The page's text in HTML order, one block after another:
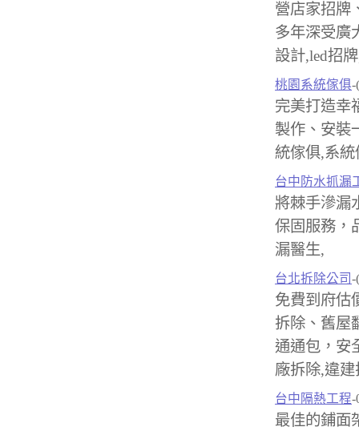
營店家招牌
多年深受廣
設計,led招
桃園系統傢俱-
完美打造幸
製作、安裝
統傢俱,系
台中防水抓漏
將棘手滲漏
保固服務，
漏醫生,
台北拆除公司 -
免費到府估
拆除、舊屋
通通包，安
廠拆除,違
台中隔熱工程-
最佳的鋪面